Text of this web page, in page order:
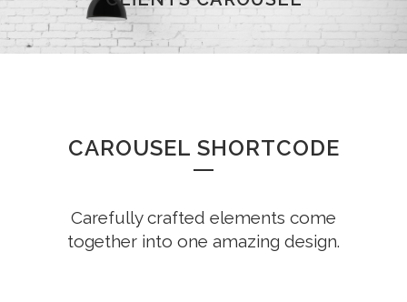
CAROUSEL SHORTCODE
Carefully crafted elements come
together into one amazing design.